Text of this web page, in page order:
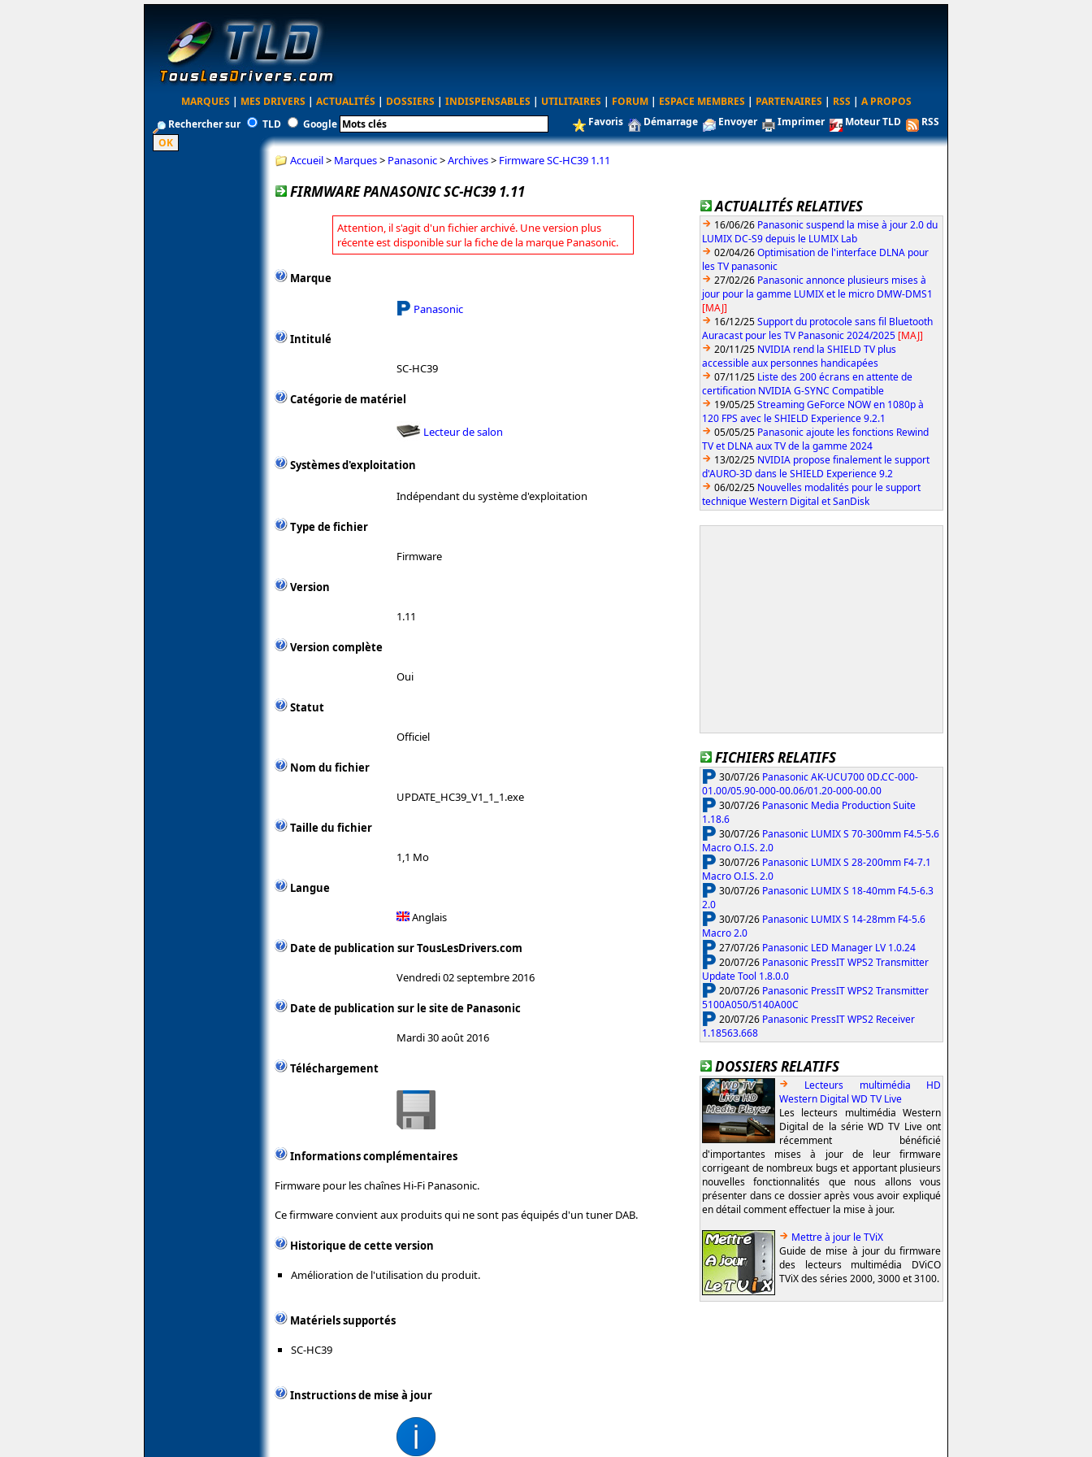
MARQUES | MES DRIVERS | ACTUALITÉS | DOSSIERS | INDISPENSABLES | UTILITAIRES | FORUM | ESPACE MEMBRES | PARTENAIRES | RSS | A PROPOS
Rechercher sur
TLD Google Favoris Démarrage Envoyer Imprimer Moteur TLD RSS
Accueil> Marques> Panasonic>Archives> Firmware SC-HC39 1.11
FIRMWARE PANASONIC SC-HC39 1.11
Attention, il s'agit d'un fichier archivé. Une version plus
récente est disponible sur la fiche de la marque Panasonic.
Marque
Panasonic
Intitulé
SC-HC39
Catégorie de matériel
Lecteur de salon
Systèmes d'exploitation
Indépendant du système d'exploitation
Type de fichier
Firmware
Version
1.11
Version complète
Oui
Statut
Officiel
Nom du fichier
UPDATE_HC39_V1_1_1.exe
Taille du fichier
1,1 Mo
Langue
Anglais
Date de publication sur TousLesDrivers.com
Vendredi 02 septembre 2016
Date de publication sur le site de Panasonic
Mardi 30 août 2016
Téléchargement
Informations complémentaires
Firmware pour les chaînes Hi-Fi Panasonic.
Ce firmware convient aux produits qui ne sont pas équipés d'un tuner DAB.
Historique de cette version
Amélioration de l'utilisation du produit.
Matériels supportés
SC-HC39
Instructions de mise à jour
ACTUALITÉS RELATIVES
16/06/26 Panasonic suspend la mise à jour 2.0 du
LUMIX DC-S9 depuis le LUMIX Lab
02/04/26Optimisation de l'interface DLNA pour
les TV panasonic
27/02/26 Panasonic annonce plusieurs mises à
jour pour la gamme LUMIX et le micro DMW-DMS1
[MAJ]
16/12/25Support du protocole sans fil Bluetooth
Auracast pour les TV Panasonic 2024/2025 [MAJ]
20/11/25 NVIDIA rend la SHIELD TV plus
accessible aux personnes handicapées
07/11/25 Liste des 200 écrans en attente de
certification NVIDIA G-SYNC Compatible
19/05/25Streaming GeForce NOW en 1080p à
120 FPS avec le SHIELD Experience 9.2.1
05/05/25 Panasonic ajoute les fonctions Rewind
TV et DLNA aux TV de la gamme 2024
13/02/25 NVIDIA propose finalement le support
d'AURO-3D dans le SHIELD Experience 9.2
06/02/25 Nouvelles modalités pour le support
technique Western Digital et SanDisk
FICHIERS RELATIFS
30/07/26 Panasonic AK-UCU700 0D.CC-000-
01.00/05.90-000-00.06/01.20-000-00.00
30/07/26 Panasonic Media Production Suite
1.18.6
30/07/26 Panasonic LUMIX S 70-300mm F4.5-5.6
Macro O.I.S. 2.0
30/07/26 Panasonic LUMIX S 28-200mm F4-7.1
Macro O.I.S. 2.0
30/07/26 Panasonic LUMIX S 18-40mm F4.5-6.3
2.0
30/07/26 Panasonic LUMIX S 14-28mm F4-5.6
Macro 2.0
27/07/26 Panasonic LED Manager LV 1.0.24
20/07/26 Panasonic PressIT WPS2 Transmitter
Update Tool 1.8.0.0
20/07/26 Panasonic PressIT WPS2 Transmitter
5100A050/5140A00C
20/07/26 Panasonic PressIT WPS2 Receiver
1.18563.668
DOSSIERS RELATIFS
Lecteurs multimédia HD
Western Digital WD TV Live
Les lecteurs multimédia Western
Digital de la série WD TV Live ont
récemment bénéficié
d'importantes mises à jour de leur firmware
corrigeant de nombreux bugs et apportant plusieurs
nouvelles fonctionnalités que nous allons vous
présenter dans ce dossier après vous avoir expliqué
en détail comment effectuer la mise à jour.
Mettre à jour le TViX
Guide de mise à jour du firmware
des lecteurs multimédia DViCO
TViX des séries 2000, 3000 et 3100.